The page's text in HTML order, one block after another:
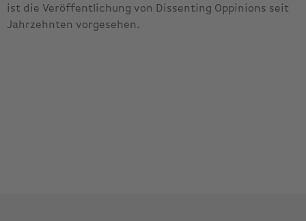
ist die Veröffentlichung von Dissenting Oppinions seit
Jahrzehnten vorgesehen.